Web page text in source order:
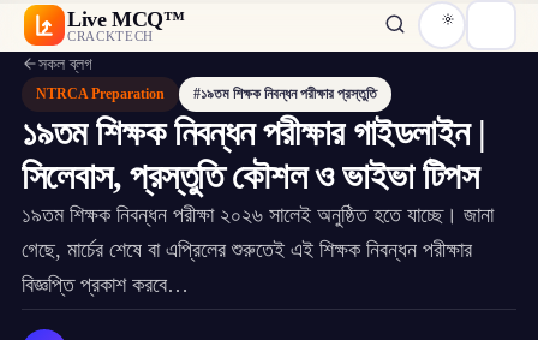
Live MCQ™
CRACKTECH
সকল ব্লগ
NTRCA Preparation #১৯তম শিক্ষক নিবন্ধন পরীক্ষার প্রস্তুতি
১৯তম শিক্ষক নিবন্ধন পরীক্ষার গাইডলাইন |
সিলেবাস, প্রস্তুতি কৌশল ও ভাইভা টিপস
১৯তম শিক্ষক নিবন্ধন পরীক্ষা ২০২৬ সালেই অনুষ্ঠিত হতে যাচ্ছে। জানা
গেছে, মার্চের শেষে বা এপ্রিলের শুরুতেই এই শিক্ষক নিবন্ধন পরীক্ষার
বিজ্ঞপ্তি প্রকাশ করবে…